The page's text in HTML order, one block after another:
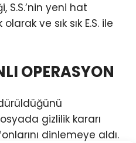
S.S.’nin yeni hat
ve sık sık E.S. ile
OPERASYON
gizlilik kararı
dinlemeye aldı.